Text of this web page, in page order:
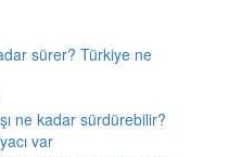
sürer? Türkiye ne
ne kadar sürdürebilir?
var